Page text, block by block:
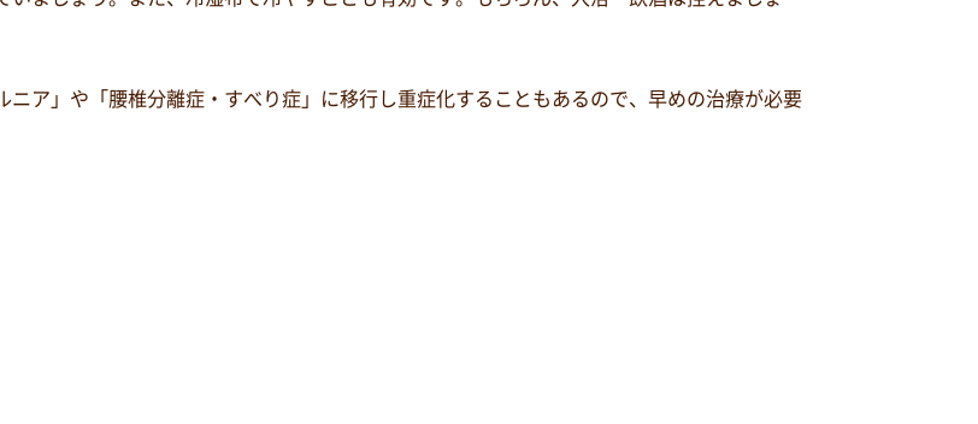
ア」や「腰椎分離症・すべり症」に移行し重症化することもあるので、早めの治療が必要